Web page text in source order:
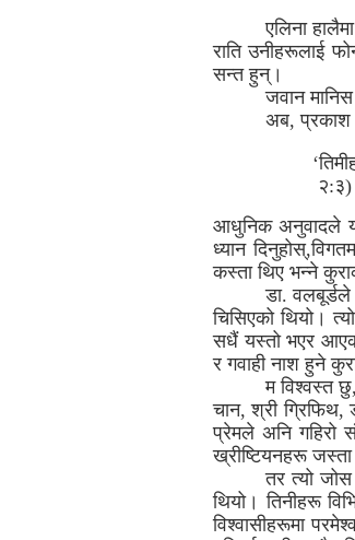
एलिना
राति उनीहरूलाई
सन्त हुन्।
जवान
अब, प्रकाश
२:३)
आधुनिक अनुवादले
ध्यान
कस्ता थिए भन्ने
डा. वलबूर्डले
चिसिएको थियो।
सधैं यस्तो भएर
र गवाही नाश हुने
म विश्वस्त
चान, श्री
प्रेमले अनि गहिरो
ख्रीष्टियनहरू जस्ता
तर त्यो जोस
थियो। तिनीहरू
विश्वासीहरूमा